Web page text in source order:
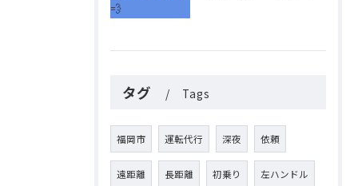
タグ Tags
福岡市 運転代行 深夜 依頼
遠距離 長距離 初乗り 左ハンドル